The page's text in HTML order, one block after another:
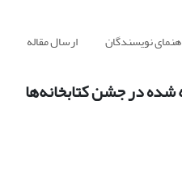
نویسندگان ارسال مقاله
شده در جشن کتابخانه‌ها